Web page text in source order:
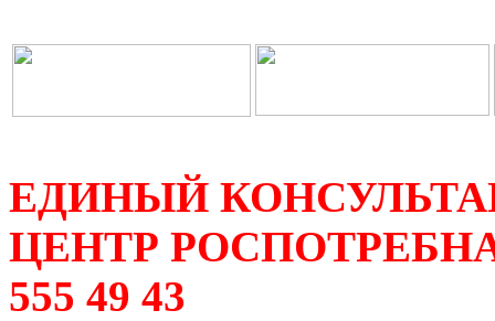
ЕДИНЫЙ
ЦЕНТР
555 49 43